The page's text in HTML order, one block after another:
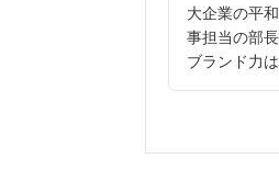
大企業の平
事担当の部
ブランド力